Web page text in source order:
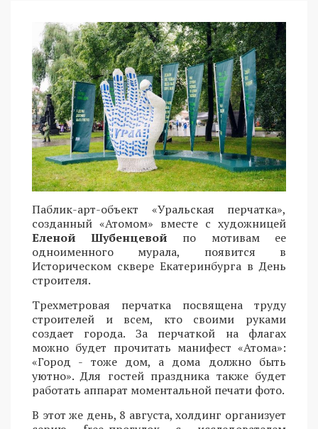
Паблик-арт-объект «Уральская перчатка»,
созданный «Атомом» вместе с художницей
Еленой Шубенцевой по мотивам ее
одноименного мурала, появится в
Историческом сквере Екатеринбурга в День
строителя.
Трехметровая перчатка посвящена труду
строителей и всем, кто своими руками
создает города. За перчаткой на флагах
можно будет прочитать манифест «Атома»:
«Город - тоже дом, а дома должно быть
уютно». Для гостей праздника также будет
работать аппарат моментальной печати фото.
В этот же день, 8 августа, холдинг организует